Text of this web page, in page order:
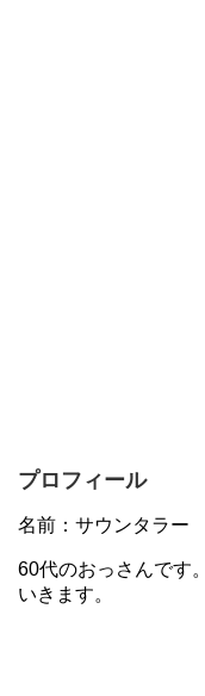
プロフィール
名前：サウンタラー
60代のおっさんです
いきます。